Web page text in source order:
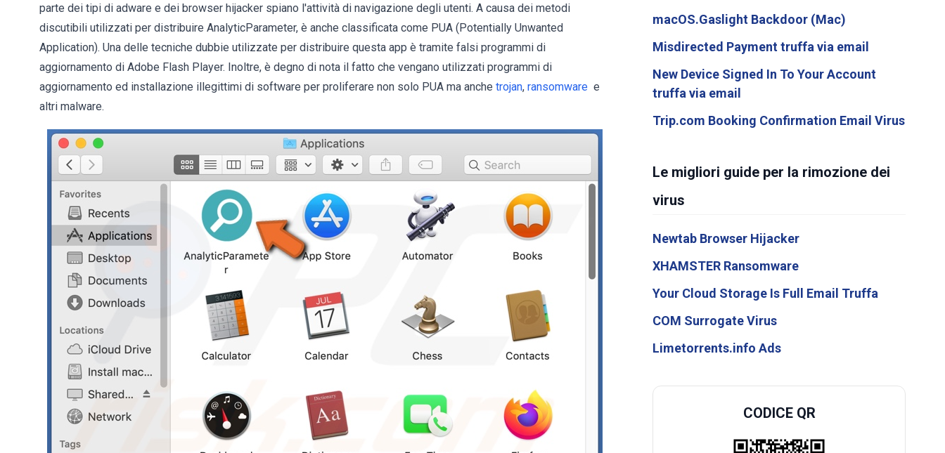
parte dei tipi di adware e dei browser hijacker spiano l'attività di navigazione degli utenti. A causa dei metodi
discutibili utilizzati per distribuire AnalyticParameter, è anche classificata come PUA (Potentially Unwanted
Application). Una delle tecniche dubbie utilizzate per distribuire questa app è tramite falsi programmi di
aggiornamento di Adobe Flash Player. Inoltre, è degno di nota il fatto che vengano utilizzati programmi di
aggiornamento ed installazione illegittimi di software per proliferare non solo PUA ma anche trojan, ransomware e
altri malware.
macOS.Gaslight Backdoor (Mac)
Misdirected Payment truffa via email
New Device Signed In To Your Account
truffa via email
Trip.com Booking Confirmation Email Virus
Le migliori guide per la rimozione dei
virus
Newtab Browser Hijacker
XHAMSTER Ransomware
Your Cloud Storage Is Full Email Truffa
COM Surrogate Virus
Limetorrents.info Ads
CODICE QR